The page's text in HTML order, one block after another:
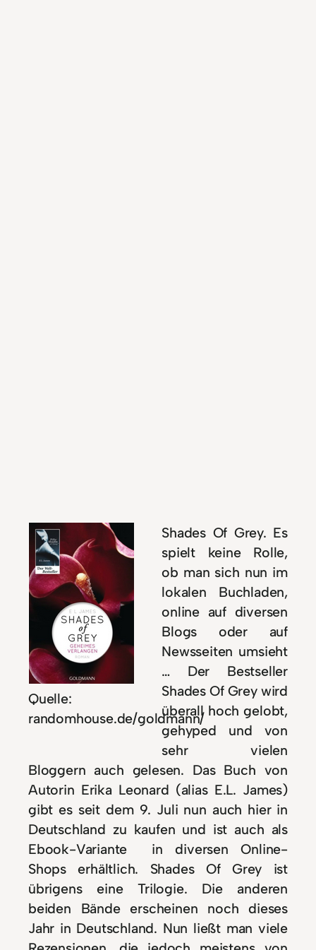
Quelle:
randomhouse.de/goldmann/
Shades Of Grey. Es
spielt keine Rolle,
ob man sich nun im
lokalen Buchladen,
online auf diversen
Blogs oder auf
Newsseiten umsieht
… Der Bestseller
Shades Of Grey wird
überall hoch gelobt,
gehyped und von
sehr vielen
Bloggern auch gelesen. Das Buch von
Autorin Erika Leonard (alias E.L. James)
gibt es seit dem 9. Juli nun auch hier in
Deutschland zu kaufen und ist auch als
Ebook-Variante in diversen Online-
Shops erhältlich. Shades Of Grey ist
übrigens eine Trilogie. Die anderen
beiden Bände erscheinen noch dieses
Jahr in Deutschland. Nun ließt man viele